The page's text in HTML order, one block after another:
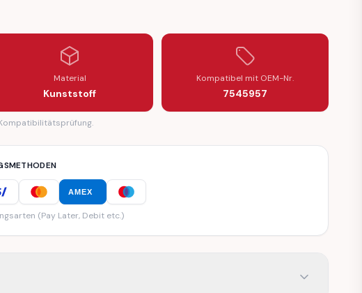
Material
Kunststoff
Kompatibel mit OEM-Nr.
7545957
AMEX
(Pay Later, Debit etc.)